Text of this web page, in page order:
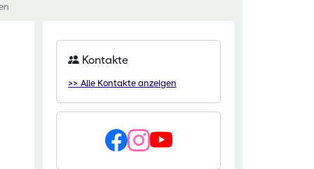
& Düngung
den ländlichen Raum
Kirchhain
Rauischholzhausen
HessenRohstoffe (HeRo)
Dillenburg
Kontakte
>> Alle Kontakte anzeigen